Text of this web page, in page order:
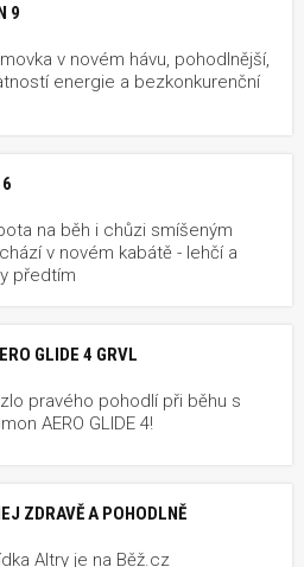
9
v novém hávu, pohodlnější,
energie a bezkonkurenční
na běh i chůzi smíšeným
v novém kabátě - lehčí a
předtím
GLIDE 4 GRVL
pravého pohodlí při běhu s
AERO GLIDE 4!
ZDRAVĚ A POHODLNĚ
Altry je na Běž.cz